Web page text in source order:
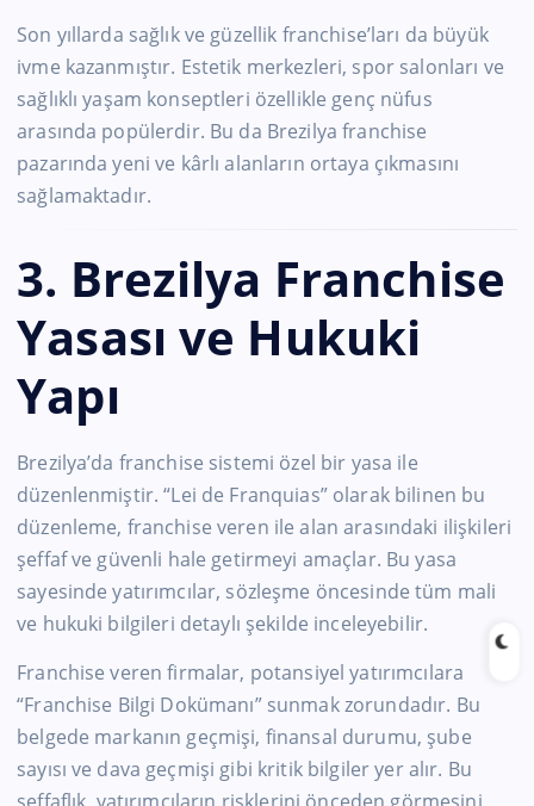
Son yıllarda sağlık ve güzellik franchise’ları da büyük
ivme kazanmıştır. Estetik merkezleri, spor salonları ve
sağlıklı yaşam konseptleri özellikle genç nüfus
arasında popülerdir. Bu da Brezilya franchise
pazarında yeni ve kârlı alanların ortaya çıkmasını
sağlamaktadır.
3. Brezilya Franchise
Yasası ve Hukuki
Yapı
Brezilya’da franchise sistemi özel bir yasa ile
düzenlenmiştir. “Lei de Franquias” olarak bilinen bu
düzenleme, franchise veren ile alan arasındaki ilişkileri
şeffaf ve güvenli hale getirmeyi amaçlar. Bu yasa
sayesinde yatırımcılar, sözleşme öncesinde tüm mali
ve hukuki bilgileri detaylı şekilde inceleyebilir.
Franchise veren firmalar, potansiyel yatırımcılara
“Franchise Bilgi Dokümanı” sunmak zorundadır. Bu
belgede markanın geçmişi, finansal durumu, şube
sayısı ve dava geçmişi gibi kritik bilgiler yer alır. Bu